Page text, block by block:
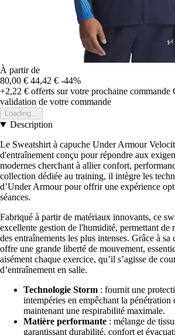
À partir de
80,00 € 44,42 € -44%
+2,22 € offerts sur votre prochaine commande
validation de votre commande
Loading...
Description
Le Sweatshirt à capuche Under Armour
d'entraînement conçu pour répondre aux
modernes cherchant à allier confort,
collection dédiée au training, il intègre les
d’Under Armour pour offrir une expérience
séances.
Fabriqué à partir de matériaux innovants, ce
excellente gestion de l'humidité, permettant de
des entraînements les plus intenses. Grâce à
offre une grande liberté de mouvement,
aisément chaque exercice, qu’il s’agisse de
d’entraînement en salle.
Technologie Storm : fournit une
intempéries en empêchant la pénétration
maintenant une respirabilité maximale.
Matière performante : mélange de
garantissant durabilité, confort et